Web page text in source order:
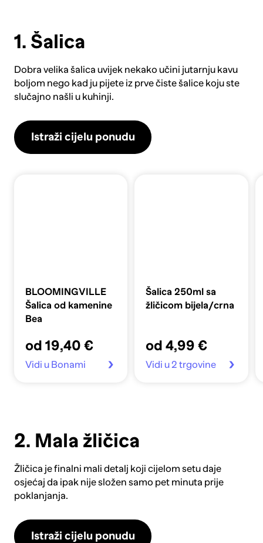
1. Šalica
Dobra velika šalica uvijek nekako učini jutarnju kavu
boljom nego kad ju pijete iz prve čiste šalice koju ste
slučajno našli u kuhinji.
Istraži cijelu ponudu
BLOOMINGVILLE
Šalica od kamenine
Bea
od 19,40 €
Vidi u Bonami
Šalica 250ml sa
žličicom bijela/crna
od 4,99 €
Vidi u 2 trgovine
2. Mala žličica
Žličica je finalni mali detalj koji cijelom setu daje
osjećaj da ipak nije složen samo pet minuta prije
poklanjanja.
Istraži cijelu ponudu